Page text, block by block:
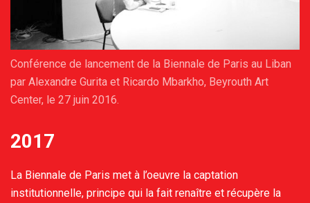
Conférence de lancement de la Biennale de Paris au Liban
par Alexandre Gurita et Ricardo Mbarkho, Beyrouth Art
Center, le 27 juin 2016.
2017
La Biennale de Paris met à l’oeuvre la captation
institutionnelle, principe qui la fait renaître et récupère la